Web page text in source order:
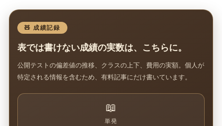
🧸 成績記録
表では書けない成績の実数は、こちらに。
公開テストの偏差値の推移、クラスの上下、費用の実額。個人が
特定される情報を含むため、有料記事にだけ書いています。
📖
単発